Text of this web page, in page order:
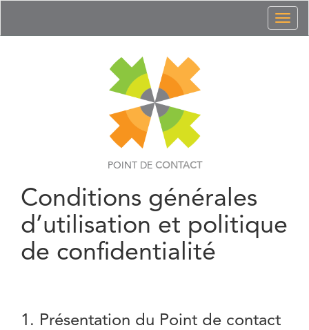
POINT DE CONTACT
Conditions générales
d’utilisation et politique
de confidentialité
1. Présentation du Point de contact